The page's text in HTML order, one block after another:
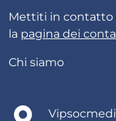
Mettiti in contatto
la pagina dei
Chi siamo